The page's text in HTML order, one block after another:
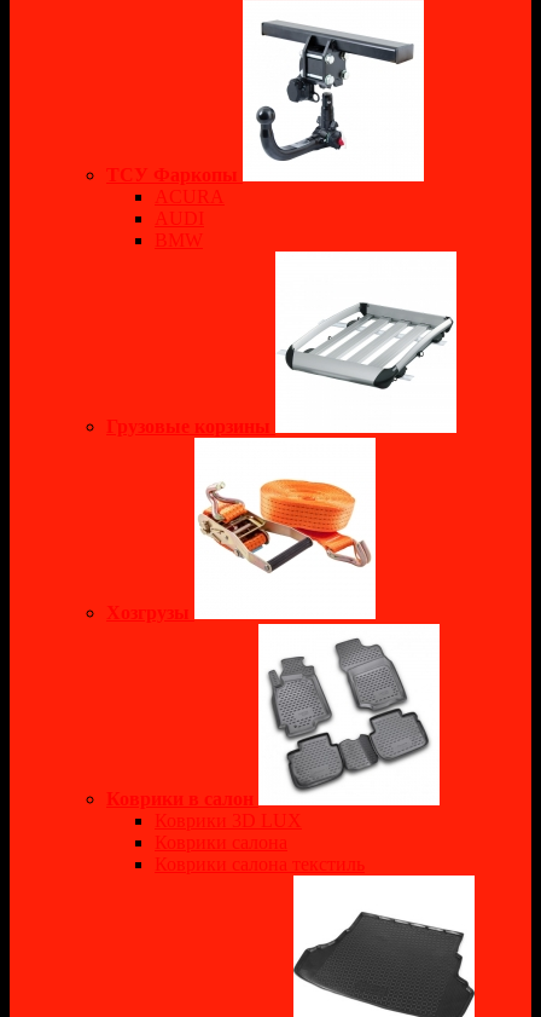
ТСУ Фаркопы
ACURA
AUDI
BMW
Грузовые корзины
Хозгрузы
Коврики в салон
Коврики 3D LUX
Коврики салона
Коврики салона текстиль